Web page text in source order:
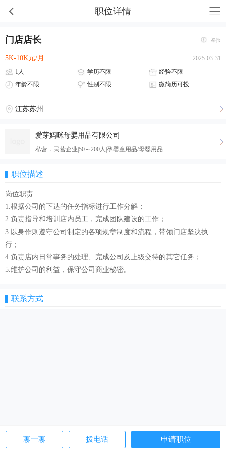
职位详情
聊一聊 拨电话 申请职位
门店店长 举报
5K-10K元/月
2025-03-31
1人
学历不限
经验不限
年龄不限
性别不限 微简历可投
江苏苏州
爱芽妈咪母婴用品有限公司
私营．民营企业|50～200人|孕婴童用品/母婴用品
职位描述
岗位职责:
1.根据公司的下达的任务指标进行工作分解；
2.负责指导和培训店内员工，完成团队建设的工作；
3.以身作则遵守公司制定的各项规章制度和流程，带领门店坚决执
行；
4.负责店内日常事务的处理、完成公司及上级交待的其它任务；
5.维护公司的利益，保守公司商业秘密。
联系方式